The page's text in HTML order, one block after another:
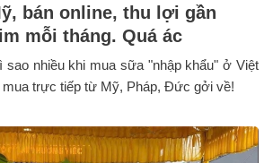
bán online, thu lợi gần
mỗi tháng. Quá ác
nhiều khi mua sữa "nhập khẩu" ở Việt
trực tiếp từ Mỹ, Pháp, Đức gởi về!